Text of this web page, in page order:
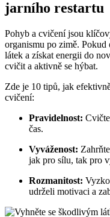
jarního restartu
Pohyb a cvičení jsou
organismu po zimě.
látek a získat energii do
cvičit a aktivně se hýbat.
Zde je 10 tipů, jak
cvičení:
Pravidelnost:
čas.
Vyváženost:
jak pro sílu, tak pro
Rozmanitost:
udrželi motivaci a